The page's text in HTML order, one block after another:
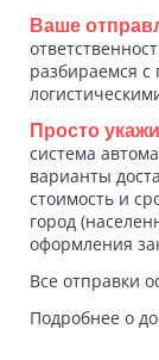
Ваше
разбираемся
Просто
система
варианты
стоимость и
город
оформления
Все отправки
Подробнее о